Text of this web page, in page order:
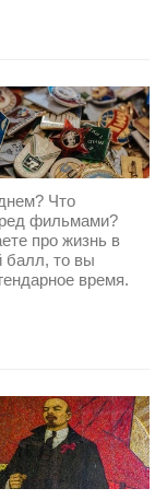
Что
фильмами?
про жизнь в
то вы
время.